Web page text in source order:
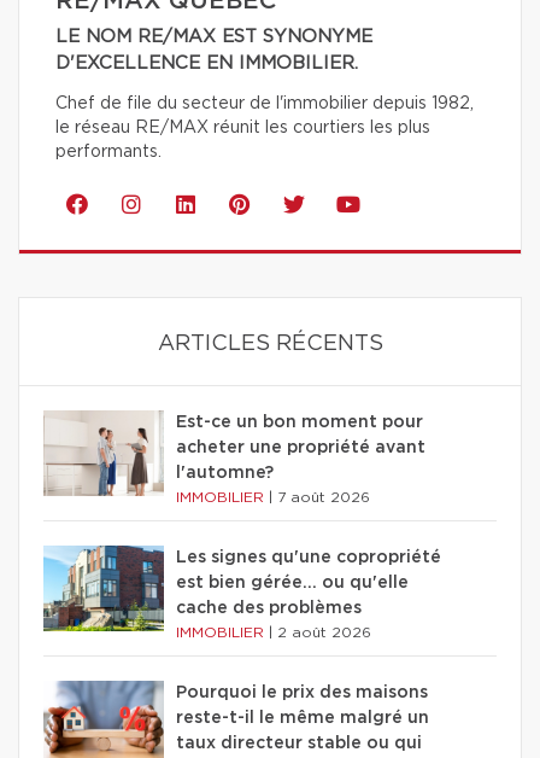
LE NOM RE/MAX EST SYNONYME
D'EXCELLENCE EN IMMOBILIER.
Chef de file du secteur de l'immobilier depuis 1982,
le réseau RE/MAX réunit les courtiers les plus
performants.
ARTICLES RÉCENTS
Est-ce un bon moment pour
acheter une propriété avant
l'automne?
IMMOBILIER 7 août 2026
Les signes qu'une copropriété
est bien gérée… ou qu'elle
cache des problèmes
IMMOBILIER 2 août 2026
Pourquoi le prix des maisons
reste-t-il le même malgré un
taux directeur stable ou qui